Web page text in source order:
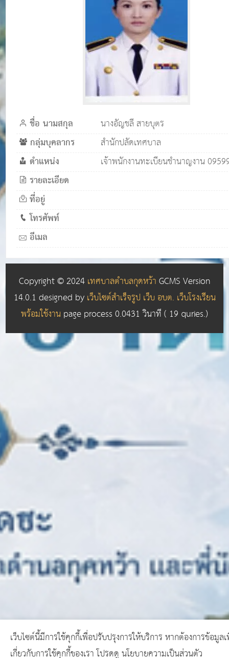
ชื่อ นามสกุล นางอัญชลี สายบุตร
กลุ่มบุคลากร สำนักปลัดเทศบาล
ตำแหน่ง เจ้าพนักงานทะเบียนชำนาญงาน
รายละเอียด
ที่อยู่
โทรศัพท์
อีเมล
Copyright © 2024เทศบาลตำบลกุดหว้าGCMS Version
14.0.1 designed byเว็บไซต์สำเร็จรูป เว็บ อบต. เว็บโรงเรียน
พร้อมใช้งานpage process0.0431วินาที ( 19 quries.)
เว็บไซต์นี้มีการใช้คุกกี้เพื่อปรับปรุงการให้บริการ หากต้องการข้อมูล
เกี่ยวกับการใช้คุกกี้ของเรา โปรดดู นโยบายความเป็นส่วนตัว